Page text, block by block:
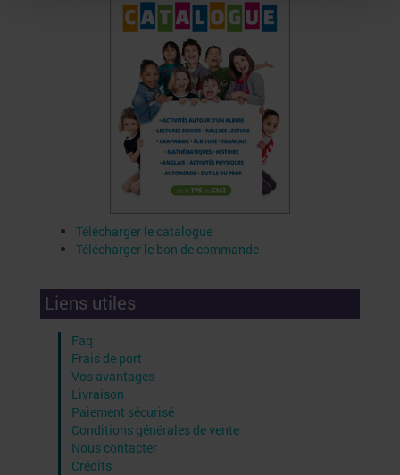
Télécharger le catalogue
Télécharger le bon de commande
Liens utiles
Faq
Frais de port
Vos avantages
Livraison
Paiement sécurisé
Conditions générales de vente
Nous contacter
Crédits